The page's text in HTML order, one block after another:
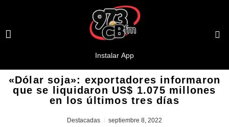
«Dólar soja»: exportadores informaron
que se liquidaron US$ 1.075 millones
en los últimos tres días
Destacadas septiembre 8, 2022